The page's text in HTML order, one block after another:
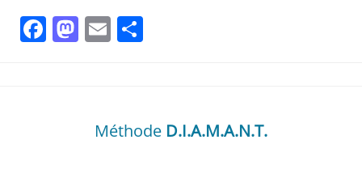
Facebook
Mastodon
Email
Méthode D.I.A.M.A.N.T.